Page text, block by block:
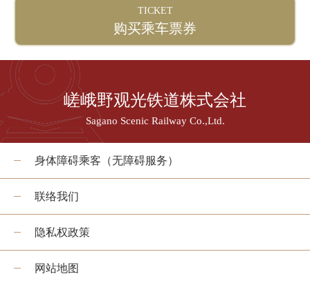
TICKET
购买乘车票券
嵯峨野观光铁道株式会社
Sagano Scenic Railway Co.,Ltd.
身体障碍乘客（无障碍服务）
联络我们
隐私权政策
网站地图